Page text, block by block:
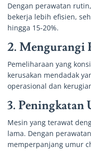
Dengan perawatan
bekerja lebih efisien,
hingga 15-20%.
2. Mengurangi
Pemeliharaan yang
kerusakan mendadak
operasional dan
3. Peningkatan
Mesin yang terawat
lama. Dengan
memperpanjang umur